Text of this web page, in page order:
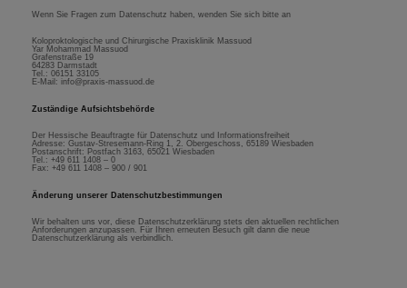
Wenn Sie Fragen zum Datenschutz haben, wenden Sie sich bitte an
Koloproktologische und Chirurgische Praxisklinik Massuod
Yar Mohammad Massuod
Grafenstraße 19
64283 Darmstadt
Tel.: 06151 33105
E-Mail: info@praxis-massuod.de
Zuständige Aufsichtsbehörde
Der Hessische Beauftragte für Datenschutz und Informationsfreiheit
Adresse: Gustav-Stresemann-Ring 1, 2. Obergeschoss, 65189 Wiesbaden
Postanschrift: Postfach 3163, 65021 Wiesbaden
Tel.: +49 611 1408 – 0
Fax: +49 611 1408 – 900 / 901
Änderung unserer Datenschutzbestimmungen
Wir behalten uns vor, diese Datenschutzerklärung stets den aktuellen rechtlichen
Anforderungen anzupassen. Für Ihren erneuten Besuch gilt dann die neue
Datenschutzerklärung als verbindlich.